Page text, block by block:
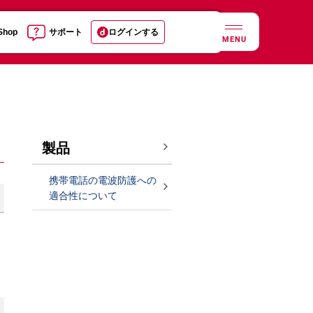
サポート ログインする
MENU
製品
携帯電話の電波防護への
適合性について